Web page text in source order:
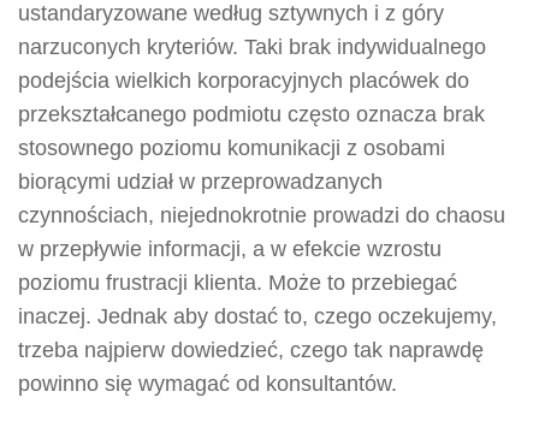
ustandaryzowane według sztywnych i z góry
narzuconych kryteriów. Taki brak indywidualnego
podejścia wielkich korporacyjnych placówek do
przekształcanego podmiotu często oznacza brak
stosownego poziomu komunikacji z osobami
biorącymi udział w przeprowadzanych
czynnościach, niejednokrotnie prowadzi do chaosu
w przepływie informacji, a w efekcie wzrostu
poziomu frustracji klienta. Może to przebiegać
inaczej. Jednak aby dostać to, czego oczekujemy,
trzeba najpierw dowiedzieć, czego tak naprawdę
powinno się wymagać od konsultantów.